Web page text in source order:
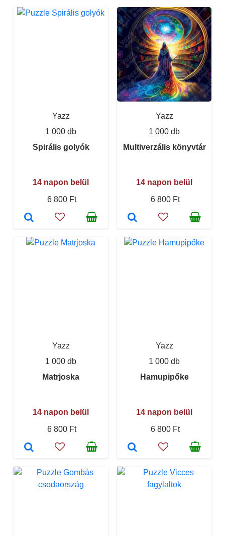
Yazz
1 000 db
Spirális golyók
14 napon belül
6 800 Ft
Yazz
1 000 db
Multiverzális könyvtár
14 napon belül
6 800 Ft
Yazz
1 000 db
Matrjoska
14 napon belül
6 800 Ft
Yazz
1 000 db
Hamupipőke
14 napon belül
6 800 Ft